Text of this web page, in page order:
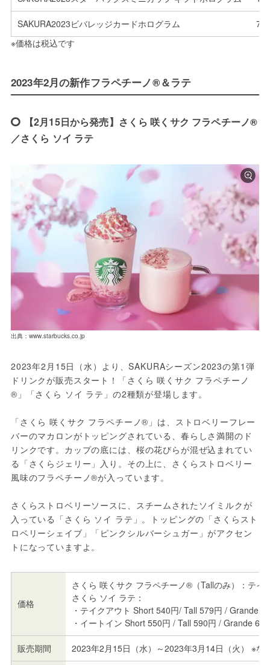
SAKURA2023ビバレッジカードホログラム
※価格は税込です
2023年2月の新作フラペチーノ®＆ラテ
【2月15日から発売】さくら 咲くサク フラペチーノ®
／さくら ソイ ラテ
出典：www.starbucks.co.jp
2023年2月15日（水）より、SAKURAシーズン2023の第1弾
ドリンクが販売スタート！「さくら 咲くサク フラペチーノ
®」「さくら ソイ ラテ」の2種類が登場します。
「さくら 咲くサク フラペチーノ®」は、ストロベリーフレー
バーのマカロンがトッピングされている、春らしさ満開のド
リンクです。カップの底には、桜の花びらが混ぜ込まれてい
る「さくらジェリー」入り。その上に、さくらストロベリー
風味のフラペチーノ®が入っています。
さくらストロベリーソースに、スチームされたソイミルクが
入っている「さくら ソイ ラテ」。トッピングの「さくらスト
ロベリーシェイブ」「ピンクシルバーシュガー」がアクセン
トになっていますよ。
価格
さくら 咲くサク フラペチーノ®（Tallのみ）：テ
さくら ソイ ラテ：
・テイクアウト Short 540円/ Tall 579円 / Grande
・イートイン Short 550円 / Tall 590円 / Grande
販売期間 2023年2月15日（水）～2023年3月14日（火） ※な